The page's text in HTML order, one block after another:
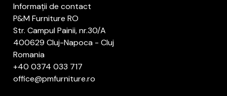
Informații de contact
P&M Furniture RO
Str. Campul Painii, nr.30/A
400629 Cluj-Napoca - Cluj
Romania
+40 0374 033 717
office@pmfurniture.ro